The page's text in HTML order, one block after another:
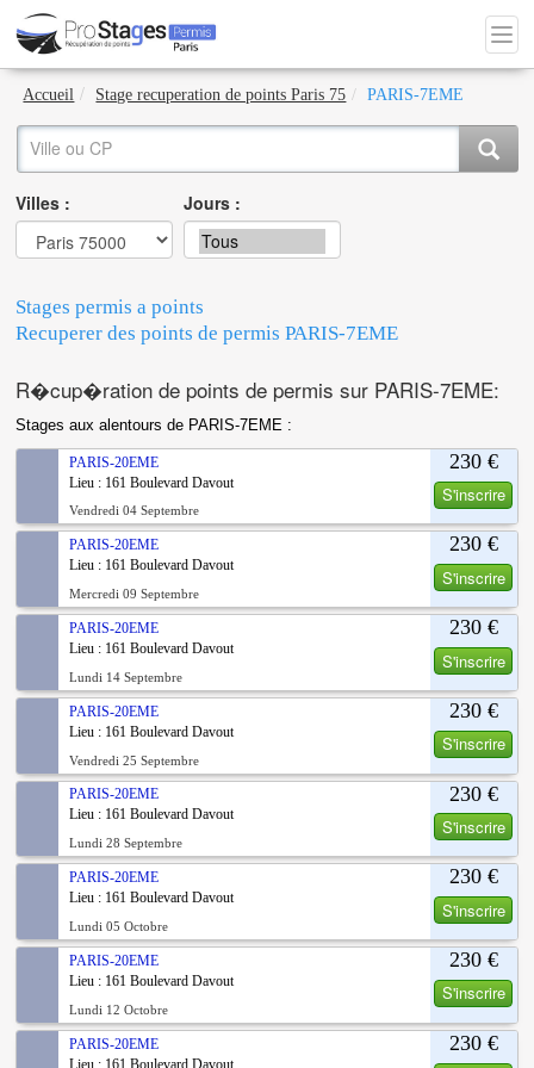
Accueil Stage recuperation de points Paris 75 PARIS-7EME
Villes : Jours :
Stages permis a points
Recuperer des points de permis PARIS-7EME
R�cup�ration de points de permis sur PARIS-7EME:
Stages aux alentours de PARIS-7EME :
230 €
S'inscrire
PARIS-20EME
Lieu : 161 Boulevard Davout
Vendredi 04 Septembre
230 €
S'inscrire
PARIS-20EME
Lieu : 161 Boulevard Davout
Mercredi 09 Septembre
230 €
S'inscrire
PARIS-20EME
Lieu : 161 Boulevard Davout
Lundi 14 Septembre
230 €
S'inscrire
PARIS-20EME
Lieu : 161 Boulevard Davout
Vendredi 25 Septembre
230 €
S'inscrire
PARIS-20EME
Lieu : 161 Boulevard Davout
Lundi 28 Septembre
230 €
S'inscrire
PARIS-20EME
Lieu : 161 Boulevard Davout
Lundi 05 Octobre
230 €
S'inscrire
PARIS-20EME
Lieu : 161 Boulevard Davout
Lundi 12 Octobre
230 €
PARIS-20EME
Lieu : 161 Boulevard Davout